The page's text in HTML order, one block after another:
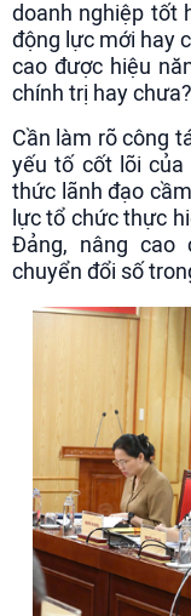
doanh nghiệp tốt
động lực mới hay
cao được hiệu
chính trị hay
Cần làm rõ công
yếu tố cốt lõi
thức lãnh đạo
lực tổ chức thực
Đảng, nâng cao
chuyển đổi số